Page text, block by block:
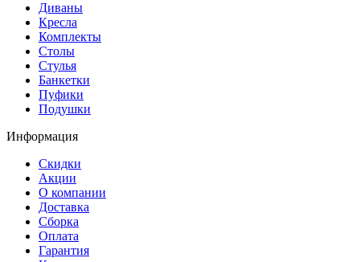
Диваны
Кресла
Комплекты
Столы
Стулья
Банкетки
Пуфики
Подушки
Информация
Скидки
Акции
О компании
Доставка
Сборка
Оплата
Гарантия